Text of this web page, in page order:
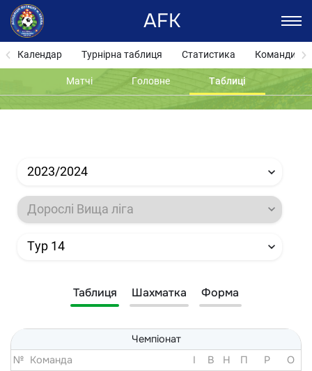
AFK
Календар Турнірна таблиця Статистика Команди
Матчі Головне Таблиці
2023/2024
Дорослі Вища ліга
Тур 14
Таблиця Шахматка Форма
Чемпіонат
№ Команда I В Н П Р
O